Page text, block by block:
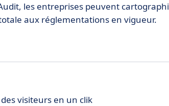
les entreprises peuvent
aux réglementations en vigueur.
visiteurs en un clik